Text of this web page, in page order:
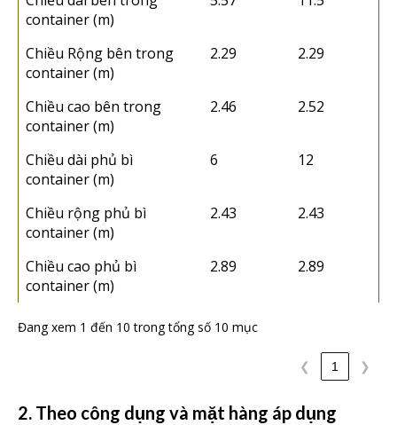
container (m)
Chiều Rộng bên trong
container (m)
2.29 2.29
Chiều cao bên trong
container (m)
2.46 2.52
Chiều dài phủ bì
container (m)
6 12
Chiều rộng phủ bì
container (m)
2.43 2.43
Chiều cao phủ bì
container (m)
2.89 2.89
Đang xem 1 đến 10 trong tổng số 10 mục
❮ 1 ❯
2. Theo công dụng và mặt hàng áp dụng